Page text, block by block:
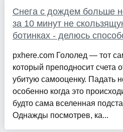
Снега с дождем больше
за 10 минут не
ботинках - делюсь
pxhere.com Гололед — тот
который преподносит счета
убитую самооценку. Падать
особенно когда это
будто сама вселенная
Однажды посмотрев, ка...